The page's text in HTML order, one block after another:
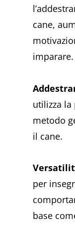
cane,
imparare.
utilizza
metodo
il cane.
per
base